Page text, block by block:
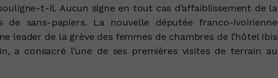
t-il. Aucun signe en tout cas d’affaiblissement de la
sans-papiers. La nouvelle députée franco-ivoirienne
leader de la grève des femmes de chambres de l’hôtel Ibis
a consacré l’une de ses premières visites de terrain au